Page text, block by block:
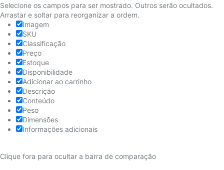
Selecione os campos para ser mostrado. Outros serão ocultados.
Arrastar e soltar para reorganizar a ordem.
Imagem
SKU
Classificação
Preço
Estoque
Disponibilidade
Adicionar ao carrinho
Descrição
Conteúdo
Peso
Dimensões
Informações adicionais
Clique fora para ocultar a barra de comparação